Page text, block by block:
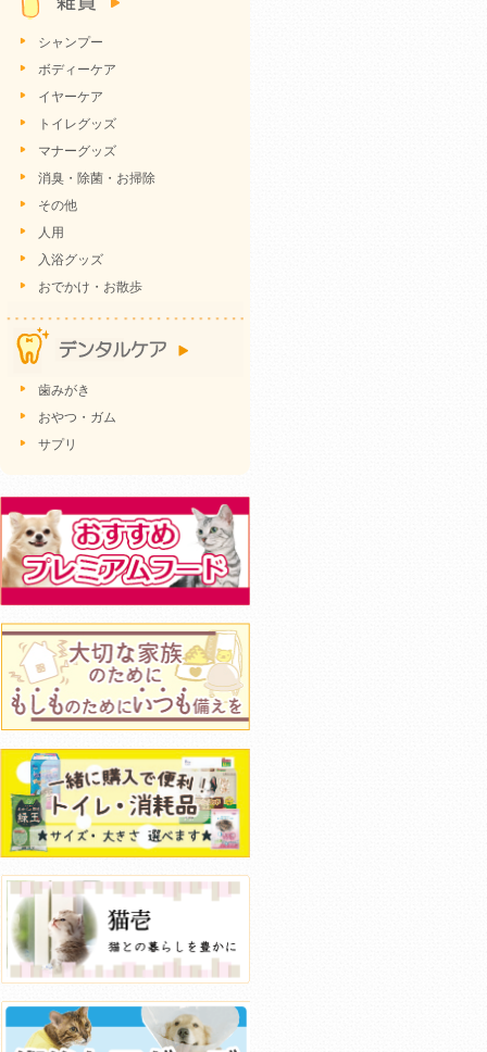
シャンプー
ボディーケア
イヤーケア
トイレグッズ
マナーグッズ
消臭・除菌・お掃除
その他
人用
入浴グッズ
おでかけ・お散歩
歯みがき
おやつ・ガム
サプリ